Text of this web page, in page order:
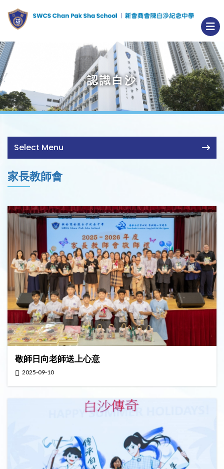
認識白沙
Select Menu
家長教師會
敬師日向老師送上心意
2025-09-10